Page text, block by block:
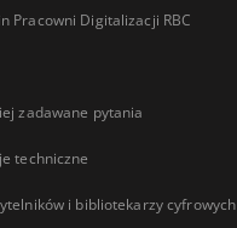
Pracowni Digitalizacji RBC
zadawane pytania
techniczne
i bibliotekarzy cyfrowych